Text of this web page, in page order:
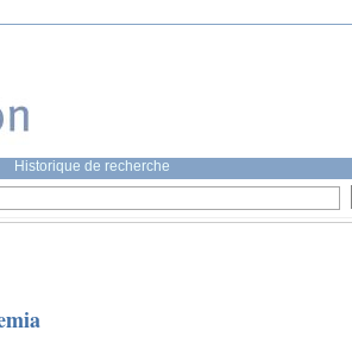
Historique de recherche